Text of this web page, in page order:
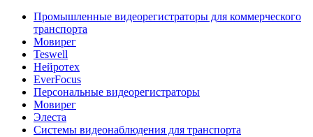
Промышленные видеорегистраторы для коммерческого
транспорта
Мовирег
Teswell
Нейротех
EverFocus
Персональные видеорегистраторы
Мовирег
Элеста
Системы видеонаблюдения для транспорта